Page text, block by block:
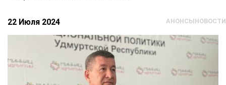
22 Июля 2024 АНОНСЫНОВОСТИ